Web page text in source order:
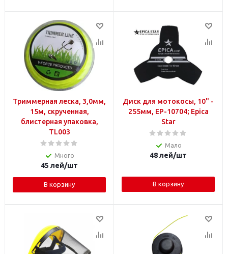
Триммерная леска, 3,0мм,
15м, скрученная,
блистерная упаковка,
TL003
Много
45 лей/шт
В корзину
Диск для мотокосы, 10" -
255мм, EP-10704; Epica
Star
Мало
48лей/шт
В корзину